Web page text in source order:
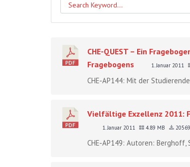
CHE-QUEST – Ein
Fragebogens
1. Januar 2011
CHE-AP144: Mit der
Vielfältige Exzellenz 2011:
1. Januar 2011 4.89 MB
CHE-AP149: Autoren: Berghoff,